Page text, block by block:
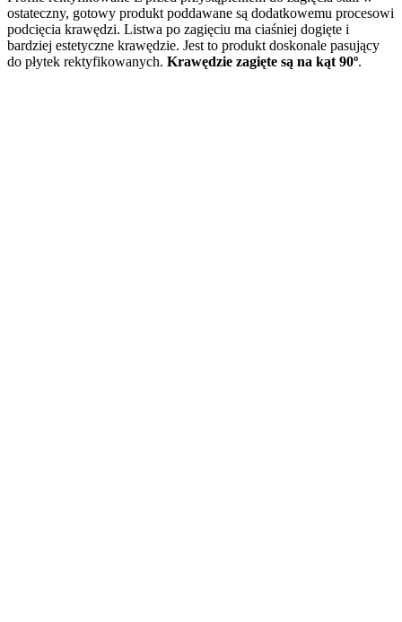
ostateczny, gotowy produkt poddawane są dodatkowemu procesowi
podcięcia krawędzi. Listwa po zagięciu ma ciaśniej dogięte i
bardziej estetyczne krawędzie. Jest to produkt doskonale pasujący
do płytek rektyfikowanych. Krawędzie zagięte są na kąt 90º.